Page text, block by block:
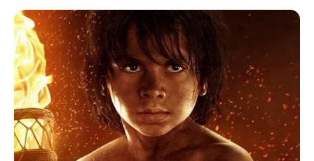
Base Quinté et Spécial Tocard pour le
Programme et Pronostic PMU du 1er Mars
2023 – PRIX DE L’ALLEE DES PHILOSOPHES
CHANTILLY – 13h55 – Plat – 1300m – 16 Partants – Corde à
droite
Base PMU du Quinté ou Couplé gagnant du